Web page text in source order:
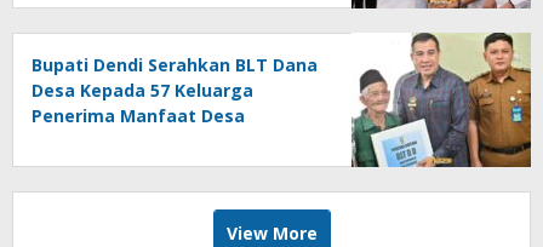
Bupati Dendi Serahkan BLT Dana
Desa Kepada 57 Keluarga
Penerima Manfaat Desa
View More